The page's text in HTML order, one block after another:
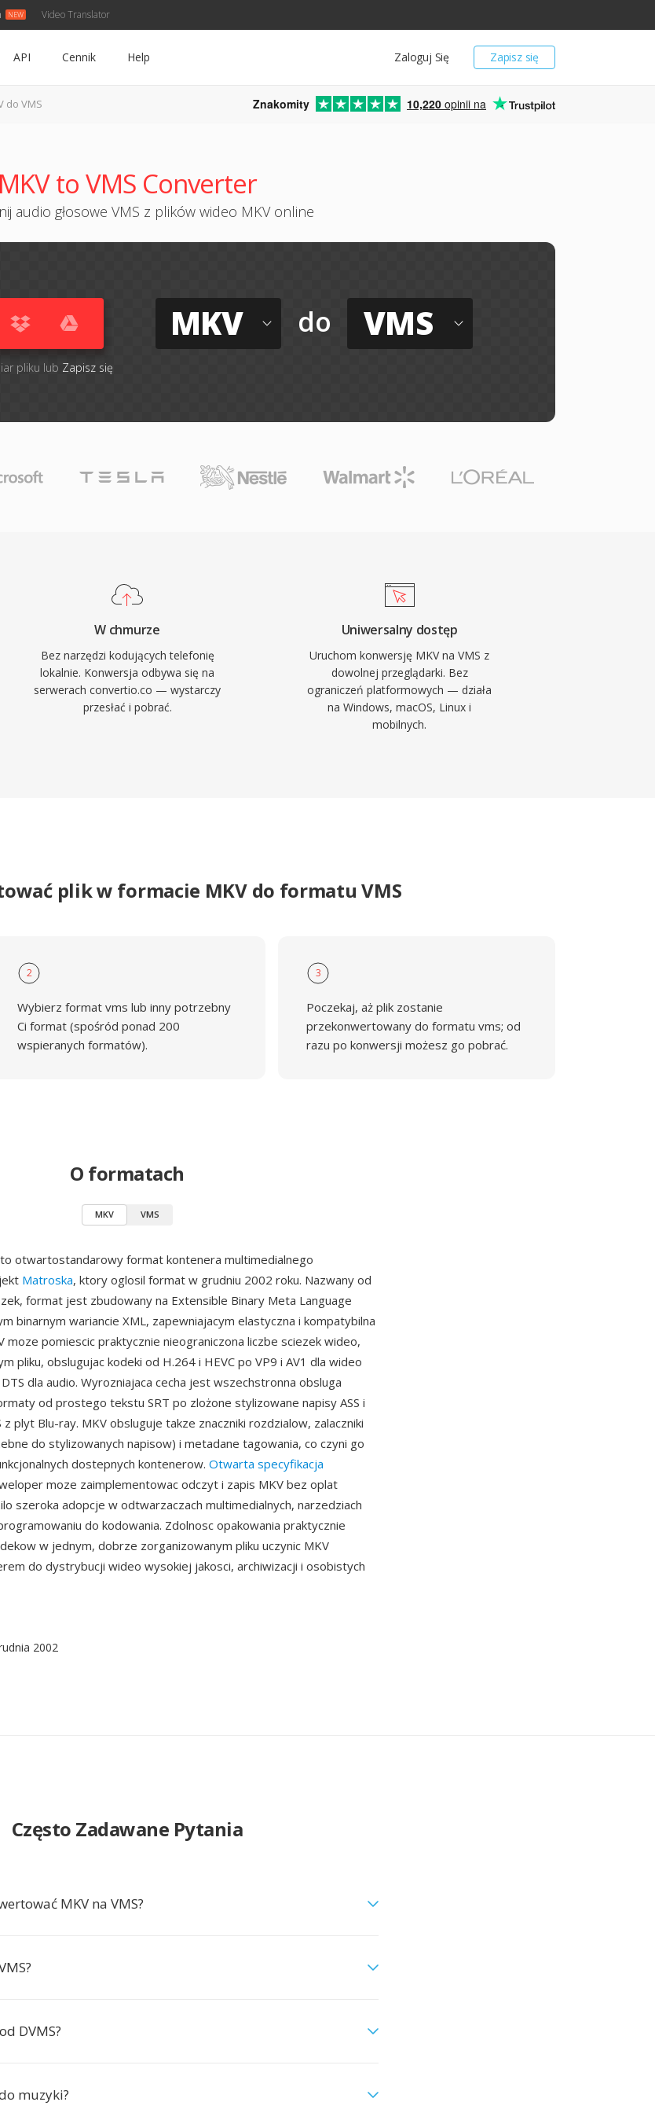
Video Translator
Zapisz się
Zaloguj Się
API Cennik Help
do VMS Znakomity 10,220 opinii na
MKV to VMS Converter
audio głosowe VMS z plików wideo MKV online
pliku lub Zapisz się
MKV do VMS
W chmurze
Bez narzędzi kodujących telefonię
lokalnie. Konwersja odbywa się na
serwerach convertio.co — wystarczy
przesłać i pobrać.
Uniwersalny dostęp
Uruchom konwersję MKV na VMS z
dowolnej przeglądarki. Bez
ograniczeń platformowych — działa
na Windows, macOS, Linux i
mobilnych.
plik w formacie MKV do formatu VMS
2
Wybierz format vms lub inny potrzebny
Ci format (spośród ponad 200
wspieranych formatów).
3
Poczekaj, aż plik zostanie
przekonwertowany do formatu vms; od
razu po konwersji możesz go pobrać.
O formatach
MKV VMS
otwartostandarowy format kontenera multimedialnego
Matroska, ktory oglosil format w grudniu 2002 roku. Nazwany od
format jest zbudowany na Extensible Binary Meta Language
binarnym wariancie XML, zapewniajacym elastyczna i kompatybilna
pomiescic praktycznie nieograniczona liczbe sciezek wideo,
pliku, obslugujac kodeki od H.264 i HEVC po VP9 i AV1 dla wideo
DTS dla audio. Wyrozniajaca cecha jest wszechstronna obsluga
od prostego tekstu SRT po zlożone stylizowane napisy ASS i
plyt Blu-ray. MKV obsluguje takze znaczniki rozdzialow, zalaczniki
do stylizowanych napisow) i metadane tagowania, co czyni go
dostepnych kontenerow. Otwarta specyfikacja
moze zaimplementowac odczyt i zapis MKV bez oplat
szeroka adopcje w odtwarzaczach multimedialnych, narzedziach
do kodowania. Zdolnosc opakowania praktycznie
w jednym, dobrze zorganizowanym pliku uczynic MKV
do dystrybucji wideo wysokiej jakosci, archiwizacji i osobistych
2002
Często Zadawane Pytania
MKV na VMS?
DVMS?
muzyki?